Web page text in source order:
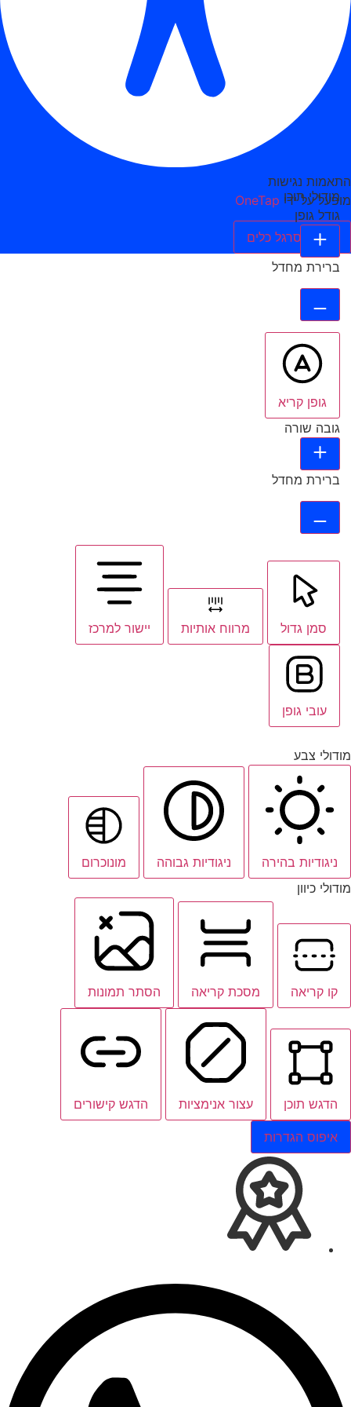
התאמות נגישות
מופעל על ידי OneTap
הסתר סרגל כלים
מודולי תוכן
גודל גופן
ברירת מחדל
גופן קריא
גובה שורה
ברירת מחדל
סמן גדול מרווח אותיות יישור למרכז
עובי גופן
מודולי צבע
ניגודיות בהירה ניגודיות גבוהה
מונוכרום
מודולי כיוון
קו קריאה מסכת קריאה הסתר תמונות
הדגש תוכן עצור אנימציות הדגש קישורים
איפוס הגדרות